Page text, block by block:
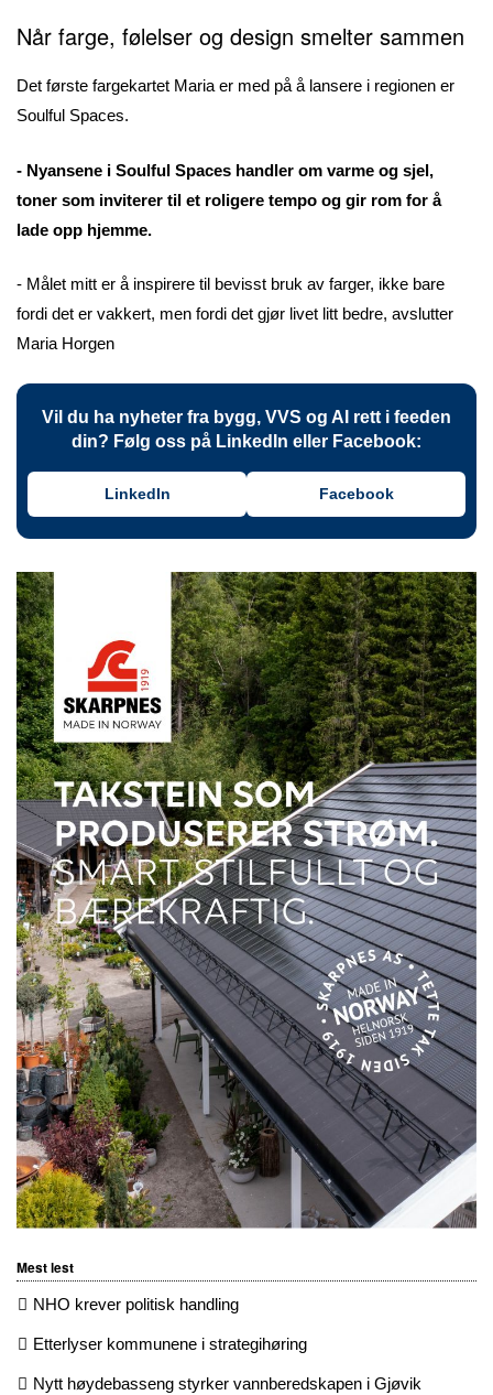
Når farge, følelser og design smelter sammen
Det første fargekartet Maria er med på å lansere i regionen er
Soulful Spaces.
- Nyansene i Soulful Spaces handler om varme og sjel,
toner som inviterer til et roligere tempo og gir rom for å
lade opp hjemme.
- Målet mitt er å inspirere til bevisst bruk av farger, ikke bare
fordi det er vakkert, men fordi det gjør livet litt bedre, avslutter
Maria Horgen
Vil du ha nyheter fra bygg, VVS og AI rett i feeden
din? Følg oss på LinkedIn eller Facebook:
LinkedIn Facebook
Mest lest
NHO krever politisk handling
Etterlyser kommunene i strategihøring
Nytt høydebasseng styrker vannberedskapen i Gjøvik